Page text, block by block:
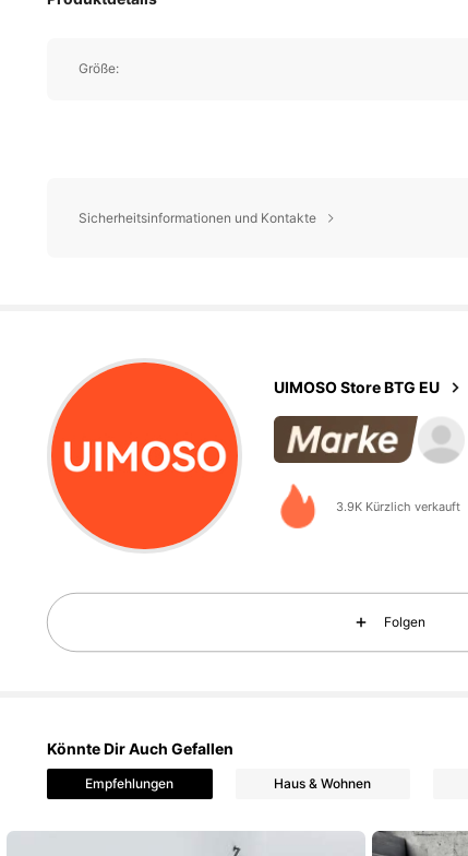
Größe:
Sicherheitsinformationen und Kontakte
UIMOSO Store BTG EU
3.9K Kürzlich verkauft
Folgen
Könnte Dir Auch Gefallen
Empfehlungen Haus & Wohnen